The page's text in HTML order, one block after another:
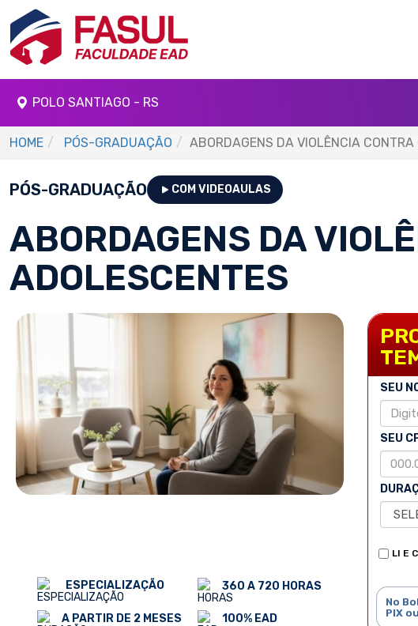
POLO SANTIAGO - RS
HOME PÓS-GRADUAÇÃO ABORDAGENS DA VIOLÊNCIA
PÓS-GRADUAÇÃO COM VIDEOAULAS
ABORDAGENS DA
ADOLESCENTES
ESPECIALIZAÇÃO
A PARTIR DE 2 MESES
360 A 720 HORAS
100% EAD
SEU
SEU
LI E
No
PIX